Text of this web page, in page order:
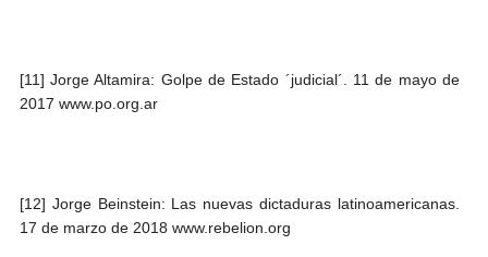
[11] Jorge Altamira: Golpe de Estado ´judicial´. 11 de mayo de
2017 www.po.org.ar
[12] Jorge Beinstein: Las nuevas dictaduras latinoamericanas.
17 de marzo de 2018 www.rebelion.org